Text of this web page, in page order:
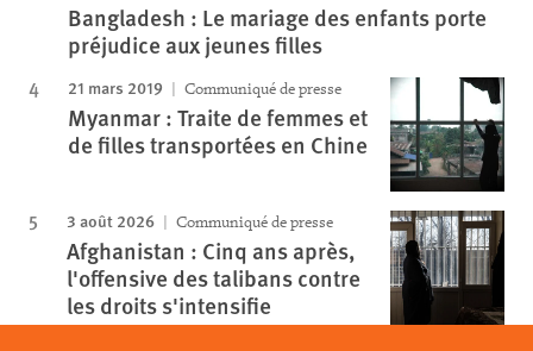
Bangladesh : Le mariage des enfants porte
préjudice aux jeunes filles
21 mars 2019 Communiqué de presse
Myanmar : Traite de femmes et
de filles transportées en Chine
3 août 2026 Communiqué de presse
Afghanistan : Cinq ans après,
l'offensive des talibans contre
les droits s'intensifie